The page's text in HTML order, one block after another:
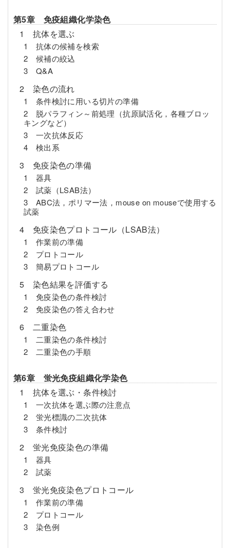
第5章 免疫組織化学染色
1 抗体を選ぶ
1 抗体の候補を検索
2 候補の絞込
3 Q&A
2 染色の流れ
1 条件検討に用いる切片の準備
2 脱パラフィン～前処理（抗原賦活化，各種ブロッ
キングなど）
3 一次抗体反応
4 検出系
3 免疫染色の準備
1 器具
2 試薬（LSAB法）
3 ABC法，ポリマー法，mouse on mouseで使用する
試薬
4 免疫染色プロトコール（LSAB法）
1 作業前の準備
2 プロトコール
3 簡易プロトコール
5 染色結果を評価する
1 免疫染色の条件検討
2 免疫染色の答え合わせ
6 二重染色
1 二重染色の条件検討
2 二重染色の手順
第6章 蛍光免疫組織化学染色
1 抗体を選ぶ・条件検討
1 一次抗体を選ぶ際の注意点
2 蛍光標識の二次抗体
3 条件検討
2 蛍光免疫染色の準備
1 器具
2 試薬
3 蛍光免疫染色プロトコール
1 作業前の準備
2 プロトコール
3 染色例